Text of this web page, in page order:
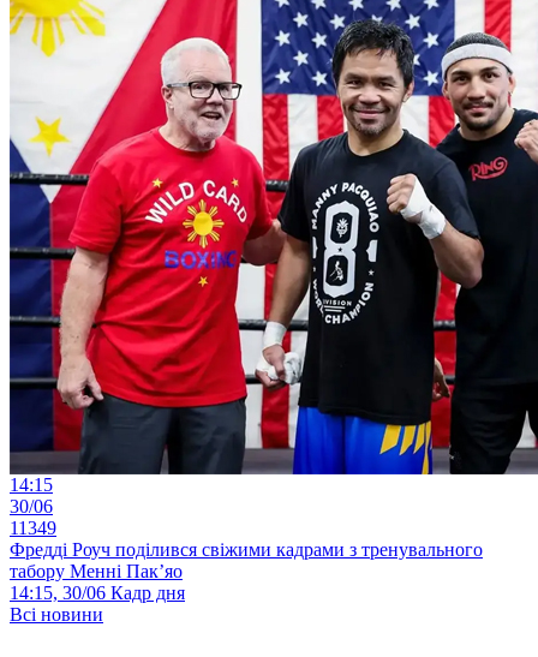
14:15
30/06
11349
Фредді Роуч поділився свіжими кадрами з тренувального
табору Менні Пак’яо
14:15, 30/06 Кадр дня
Всі новини